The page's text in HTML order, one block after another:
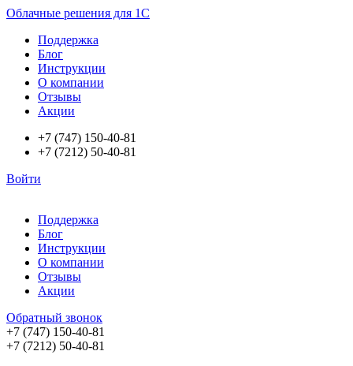
Облачные решения для 1С
Поддержка
Блог
Инструкции
О компании
Отзывы
Акции
+7 (747) 150-40-81
+7 (7212) 50-40-81
Войти
Поддержка
Блог
Инструкции
О компании
Отзывы
Акции
Обратный звонок
+7 (747) 150-40-81
+7 (7212) 50-40-81